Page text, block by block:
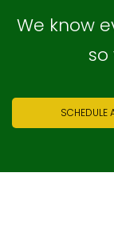
We know
so
SCHEDULE